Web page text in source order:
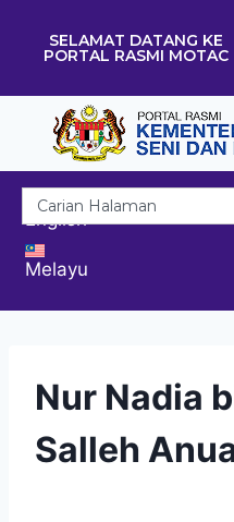
SELAMAT DATANG KE
PORTAL RASMI MOTAC
English
Melayu
Nur Nadia
Salleh